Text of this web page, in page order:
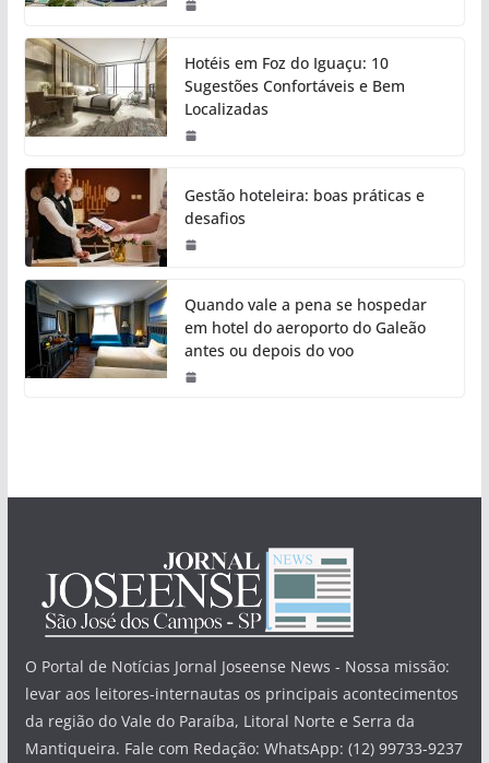
Hotéis em Foz do Iguaçu: 10
Sugestões Confortáveis e Bem
Localizadas
Gestão hoteleira: boas práticas e
desafios
Quando vale a pena se hospedar
em hotel do aeroporto do Galeão
antes ou depois do voo
O Portal de Notícias Jornal Joseense News - Nossa missão:
levar aos leitores-internautas os principais acontecimentos
da região do Vale do Paraíba, Litoral Norte e Serra da
Mantiqueira. Fale com Redação: WhatsApp: (12) 99733-9237